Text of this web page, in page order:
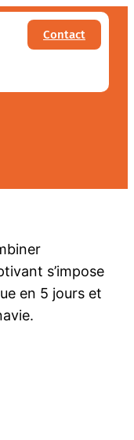
Contact
s’impose
en 5 jours et